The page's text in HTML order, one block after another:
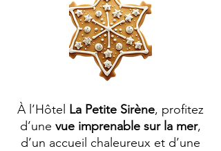
À l’Hôtel La Petite Sirène, profitez
d’une vue imprenable sur la mer,
d’un accueil chaleureux et d’une